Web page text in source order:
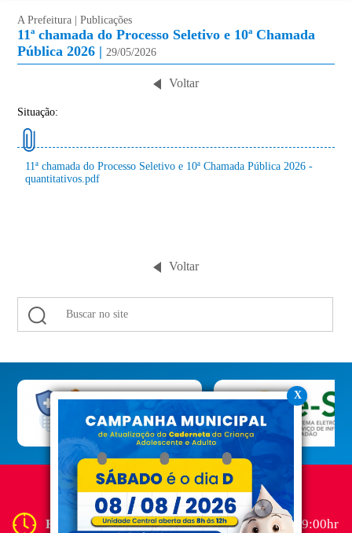
X
A Prefeitura | Publicações
11ª chamada do Processo Seletivo e 10ª Chamada
Pública 2026 |29/05/2026
Voltar
Situação:
11ª chamada do Processo Seletivo e 10ª Chamada Pública 2026 -
quantitativos.pdf
Voltar
CONSELHO TUTELAR
Horário de Funcionamento:das 13:00hr as 19:00hr